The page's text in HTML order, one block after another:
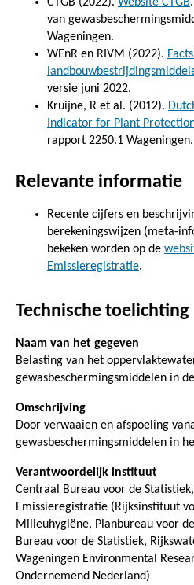
van
Wageningen.
WEnR en RIVM (2022).
versie juni 2022.
Kruijne, R et al. (2012).
Indicator for Plant
rapport 2250.1 Wageningen.
Relevante informatie
Recente cijfers en
berekeningswijzen (meta-
bekeken worden op de
Emissieregistratie.
Technische toelichting
Naam van het gegeven
Belasting van het
gewasbeschermingsmiddelen in
Omschrijving
Door verwaaien en afspoeling
gewasbeschermingsmiddelen in
Verantwoordelijk instituut
Centraal Bureau voor de
Emissieregistratie (Rijksinstituut
Milieuhygiëne, Planbureau voor
Bureau voor de Statistiek,
Wageningen Environmental
Ondernemend Nederland)